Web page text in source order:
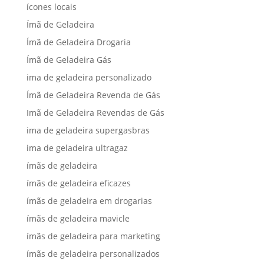
ícones locais
Ímã de Geladeira
Ímã de Geladeira Drogaria
Ímã de Geladeira Gás
ima de geladeira personalizado
Ímã de Geladeira Revenda de Gás
Imã de Geladeira Revendas de Gás
ima de geladeira supergasbras
ima de geladeira ultragaz
ímãs de geladeira
ímãs de geladeira eficazes
ímãs de geladeira em drogarias
ímãs de geladeira mavicle
ímãs de geladeira para marketing
ímãs de geladeira personalizados